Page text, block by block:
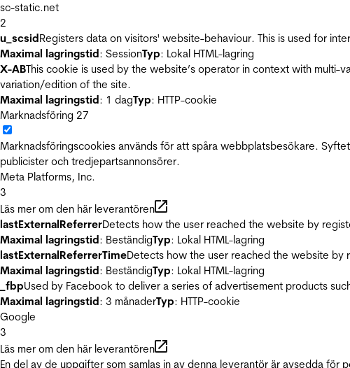
sc-static.net
2
u_scsidRegisters data on visitors' website-behaviour. This is used for
Maximal lagringstid: SessionTyp: Lokal HTML-lagring
X-ABThis cookie is used by the website’s operator in context with
variation/edition of the site.
Maximal lagringstid: 1 dagTyp: HTTP-cookie
Marknadsföring 27
Marknadsföringscookies används för att spåra webbplatsbesökare.
publicister och tredjepartsannonsörer.
Meta Platforms, Inc.
3
Läs mer om den här leverantören
lastExternalReferrerDetects how the user reached the website by
Maximal lagringstid: BeständigTyp: Lokal HTML-lagring
lastExternalReferrerTimeDetects how the user reached the website by
Maximal lagringstid: BeständigTyp: Lokal HTML-lagring
_fbpUsed by Facebook to deliver a series of advertisement products
Maximal lagringstid: 3 månaderTyp: HTTP-cookie
Google
3
Läs mer om den här leverantören
En del av de uppgifter som samlas in av denna leverantör är avsedda för